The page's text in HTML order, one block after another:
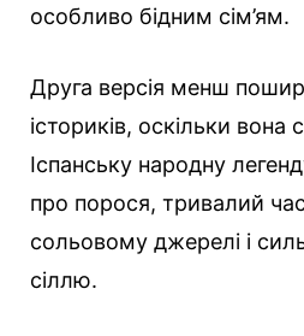
особливо бідним сім’ям.
Друга версія менш
істориків, оскільки вона
Іспанську народну
про порося, тривалий
сольовому джерелі і
сіллю.